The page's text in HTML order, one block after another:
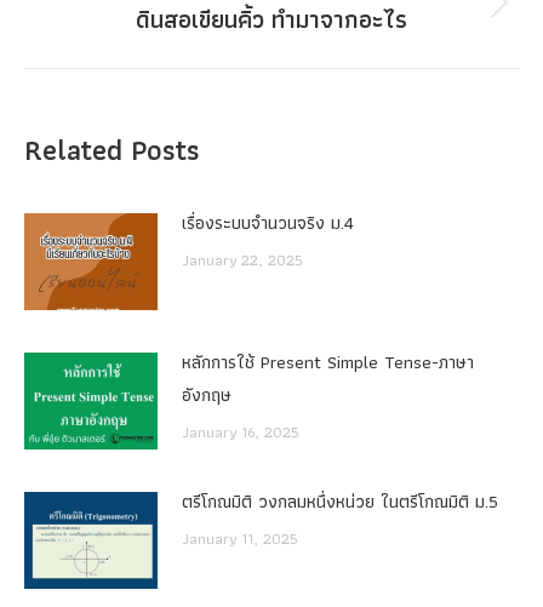
Next
ดินสอเขียนคิ้ว ทํามาจากอะไร
Related Posts
เรื่องระบบจํานวนจริง ม.4
January 22, 2025
หลักการใช้ Present Simple Tense-ภาษา
อังกฤษ
January 16, 2025
ตรีโกณมิติ วงกลมหนึ่งหน่วย ในตรีโกณมิติ ม.5
January 11, 2025